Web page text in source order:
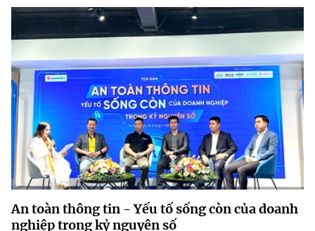
An toàn thông tin - Yếu tố sống còn của doanh
nghiệp trong kỷ nguyên số